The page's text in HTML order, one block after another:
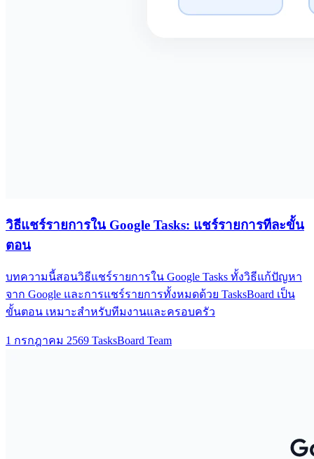
วิธีแชร์รายการใน Google Tasks: แชร์รายการทีละขั้น
ตอน
บทความนี้สอนวิธีแชร์รายการใน Google Tasks ทั้งวิธีแก้ปัญหา
จาก Google และการแชร์รายการทั้งหมดด้วย TasksBoard เป็น
ขั้นตอน เหมาะสำหรับทีมงานและครอบครัว
1 กรกฎาคม 2569 TasksBoard Team